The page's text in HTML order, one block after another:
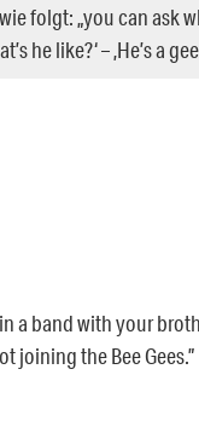
folgt: „you can ask
he like?‘ – ‚He’s a
a band with your
joining the Bee Gees.”